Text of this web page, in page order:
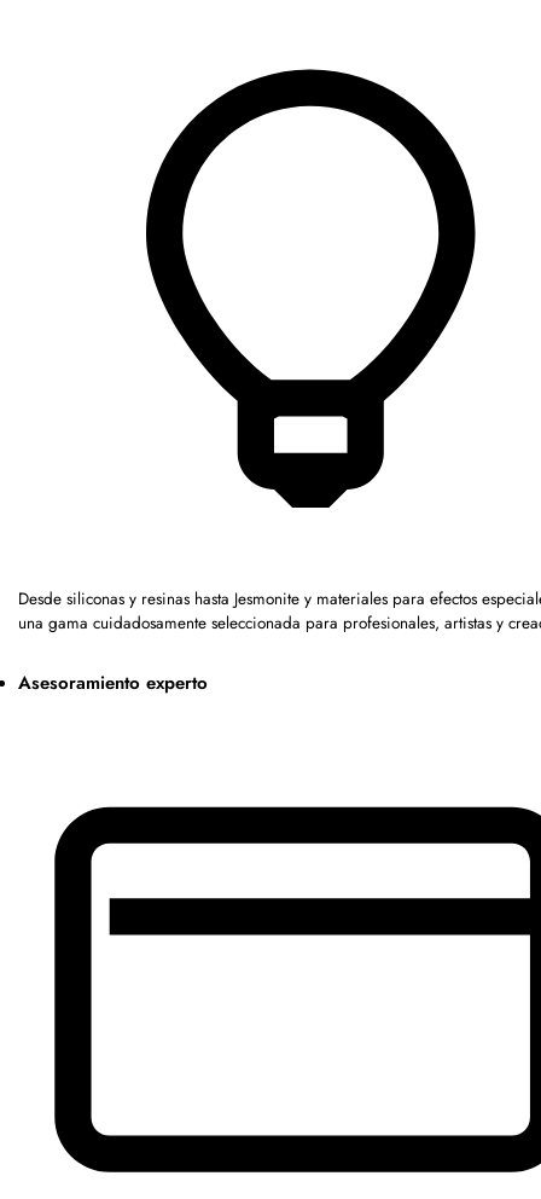
Desde siliconas y resinas hasta Jesmonite y materiales para efectos
una gama cuidadosamente seleccionada para profesionales, artistas y
Asesoramiento experto